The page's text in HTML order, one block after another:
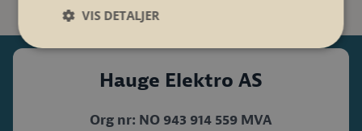
Hauge Elektro AS
Org nr: NO 943 914 559 MVA
VIS DETALJER